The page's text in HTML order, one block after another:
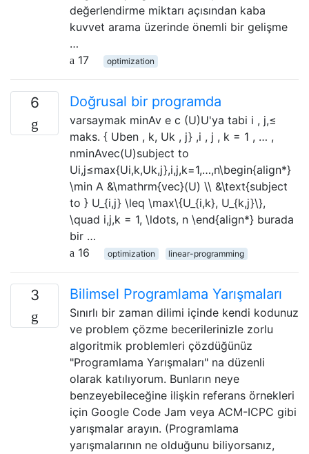
değerlendirme miktarı açısından kaba
kuvvet arama üzerinde önemli bir gelişme
…
17
optimization
6 Doğrusal bir programda
varsaymak minAv e c (U)U'ya tabi i , j,≤
maks. { Uben , k, Uk , j} ,i , j , k = 1 , … ,
nminAvec(U)subject to
Ui,j≤max{Ui,k,Uk,j},i,j,k=1,…,n\begin{align*}
\min A &\mathrm{vec}(U) \\ &\text{subject
to } U_{i,j} \leq \max\{U_{i,k}, U_{k,j}\},
\quad i,j,k = 1, \ldots, n \end{align*} burada
bir …
16
optimization linear-programming
3 Bilimsel Programlama Yarışmaları
Sınırlı bir zaman dilimi içinde kendi kodunuz
ve problem çözme becerilerinizle zorlu
algoritmik problemleri çözdüğünüz
"Programlama Yarışmaları" na düzenli
olarak katılıyorum. Bunların neye
benzeyebileceğine ilişkin referans örnekleri
için Google Code Jam veya ACM-ICPC gibi
yarışmalar arayın. (Programlama
yarışmalarının ne olduğunu biliyorsanız,